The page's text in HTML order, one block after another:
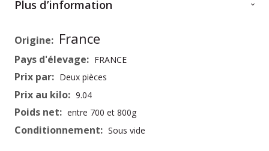
Plus d’information
Plus
d’informationFrance
FRANCE
Deux pièces
9.04
entre 700 et 800g
Sous vide